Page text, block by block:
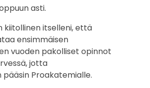
asti.
kiitollinen itselleni, että
ensimmäisen
vuoden pakolliset opinnot
jotta
Proakatemialle.